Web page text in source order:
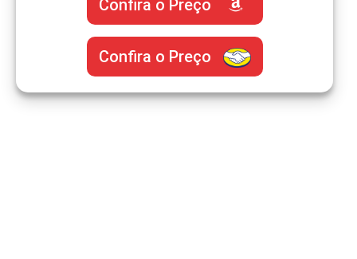
Confira o Preço
Confira o Preço